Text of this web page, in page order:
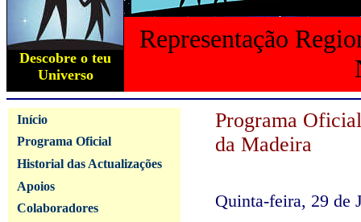
Descobre o teu
Universo
Representação
Início
Programa Oficial
Historial das Actualizações
Apoios
Colaboradores
Programa
da Madeira
Quinta-feira, 29 de